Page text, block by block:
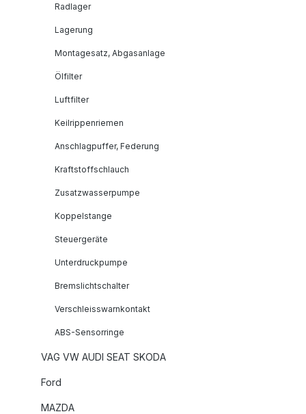
Radlager
Lagerung
Montagesatz, Abgasanlage
Ölfilter
Luftfilter
Keilrippenriemen
Anschlagpuffer, Federung
Kraftstoffschlauch
Zusatzwasserpumpe
Koppelstange
Steuergeräte
Unterdruckpumpe
Bremslichtschalter
Verschleisswarnkontakt
ABS-Sensorringe
VAG VW AUDI SEAT SKODA
Ford
MAZDA